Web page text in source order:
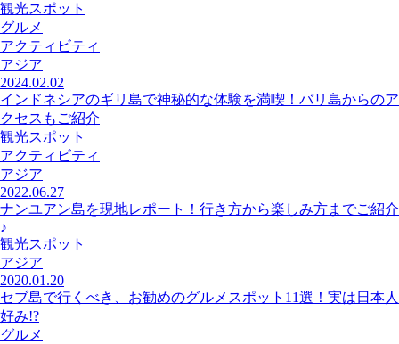
観光スポット
グルメ
アクティビティ
アジア
2024.02.02
インドネシアのギリ島で神秘的な体験を満喫！バリ島からのア
クセスもご紹介
観光スポット
アクティビティ
アジア
2022.06.27
ナンユアン島を現地レポート！行き方から楽しみ方までご紹介
♪
観光スポット
アジア
2020.01.20
セブ島で行くべき、お勧めのグルメスポット11選！実は日本人
好み!?
グルメ